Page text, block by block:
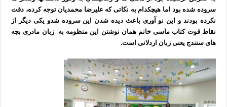
سروده شده بود اما هیچکدام به نکاتی که علیرضا محمدیان توجه کرده، دقت
نکرده بودند و این نو آوری باعث دیده شدن این سروده شدو یکی دیگر از
نقاط قوت کتاب ماسی خانم همان نوشتن این منظومه به زبان مادری بچه
های سنندج یعنی زبان اردلانی است.